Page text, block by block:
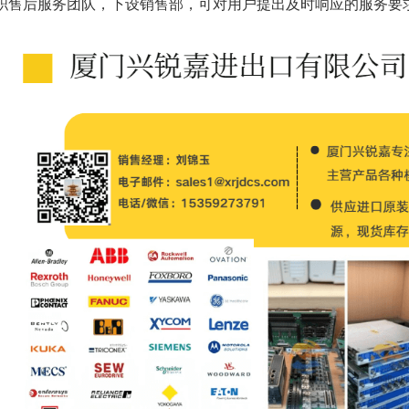
售后服务团队，下设销售部，可对用户提出及时响应的服务要